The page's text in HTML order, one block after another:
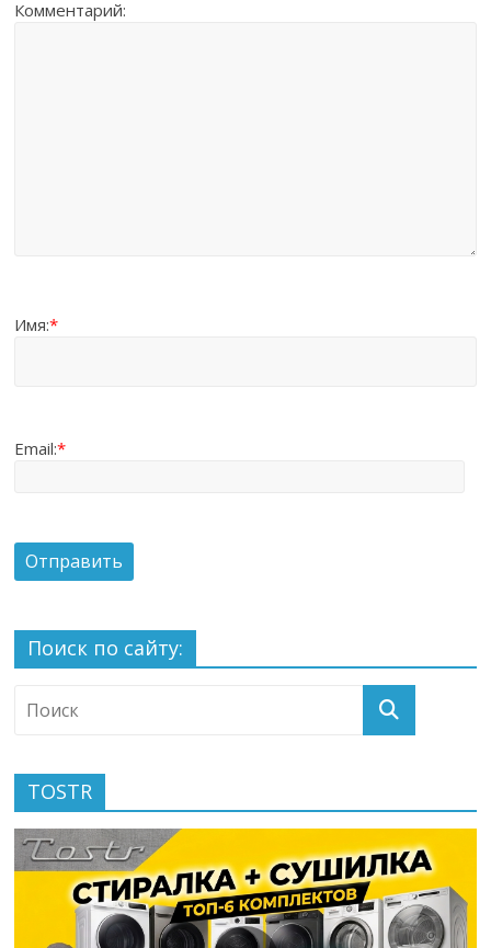
Комментарий:
Имя:*
Email:*
Поиск по сайту:
TOSTR